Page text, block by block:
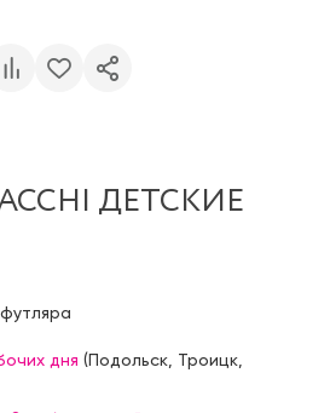
ДЕТСКИЕ
дня (Подольск Троицк